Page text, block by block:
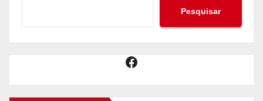
Pesquisar
Facebook